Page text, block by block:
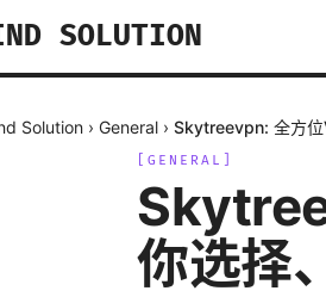
SOLUTION
Solution › General › Skytreevpn: 全方位
GENERAL
你选择